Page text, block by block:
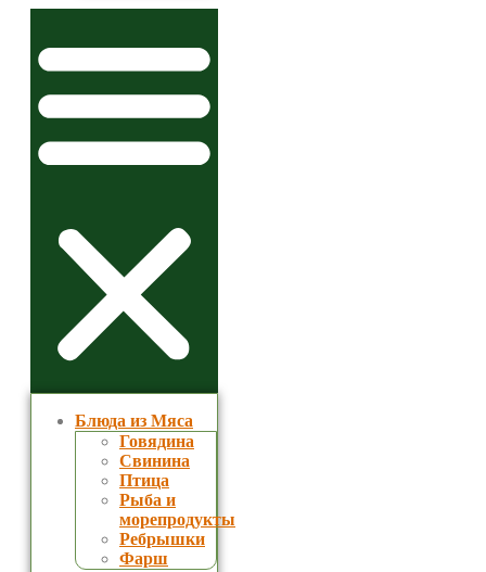
Блюда из Мяса
Говядина
Свинина
Птица
Рыба и
морепродукты
Ребрышки
Фарш